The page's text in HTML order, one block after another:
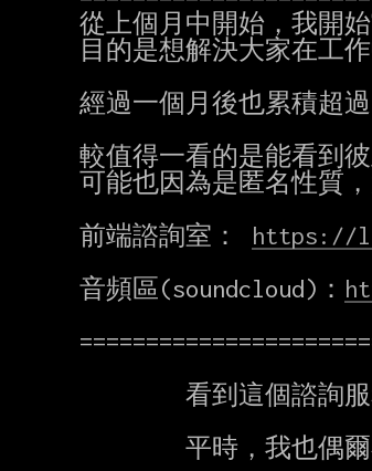
從上個月中開始，我開
目的是想解決大家在工
經過一個月後也累積超
較值得一看的是能看到
可能也因為是匿名性質
前端諮詢室： https://
音頻區(soundcloud)：